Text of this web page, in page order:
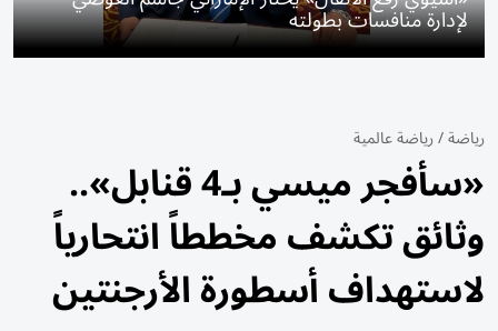
لإدارة منافسات بطولته
رياضة/رياضة عالمية
«سأفجر ميسي بـ4 قنابل»..
وثائق تكشف مخططاً انتحارياً
لاستهداف أسطورة الأرجنتين